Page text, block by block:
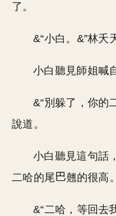
了。
&“小白。&”林夭
小白聽見師姐喊
&“別躲了，你的
說道。
小白聽見這句話
二哈的尾
翹的很高。
&“二哈，等回去